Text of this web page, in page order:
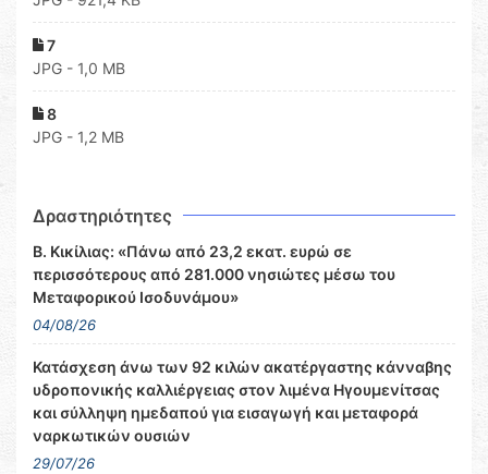
7
JPG - 1,0 MB
8
JPG - 1,2 MB
Δραστηριότητες
Β. Κικίλιας: «Πάνω από 23,2 εκατ. ευρώ σε
περισσότερους από 281.000 νησιώτες μέσω του
Μεταφορικού Ισοδυνάμου»
04/08/26
Κατάσχεση άνω των 92 κιλών ακατέργαστης κάνναβης
υδροπονικής καλλιέργειας στον λιμένα Ηγουμενίτσας
και σύλληψη ημεδαπού για εισαγωγή και μεταφορά
ναρκωτικών ουσιών
29/07/26